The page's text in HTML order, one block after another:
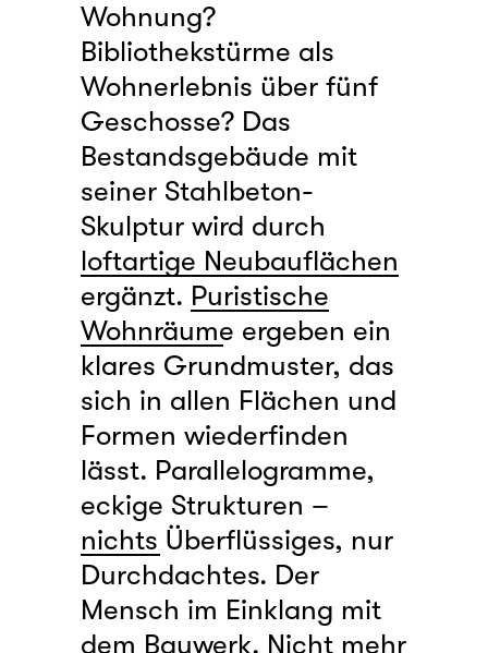
Wohnung?
Bibliothekstürme als
Wohnerlebnis über fünf
Geschosse? Das
Bestandsgebäude mit
seiner Stahlbeton-
Skulptur wird durch
loftartige Neubauflächen
ergänzt. Puristische
Wohnräume ergeben ein
klares Grundmuster, das
sich in allen Flächen und
Formen wiederfinden
lässt. Parallelogramme,
eckige Strukturen –
nichts Überflüssiges, nur
Durchdachtes. Der
Mensch im Einklang mit
dem Bauwerk. Nicht mehr